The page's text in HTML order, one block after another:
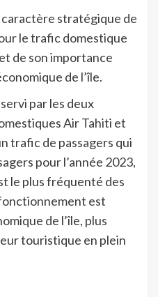
caractère stratégique de
le trafic domestique
de son importance
de l’île.
par les deux
Air Tahiti et
trafic de passagers qui
pour l’année 2023,
le plus fréquenté des
est
de l’île, plus
touristique en plein